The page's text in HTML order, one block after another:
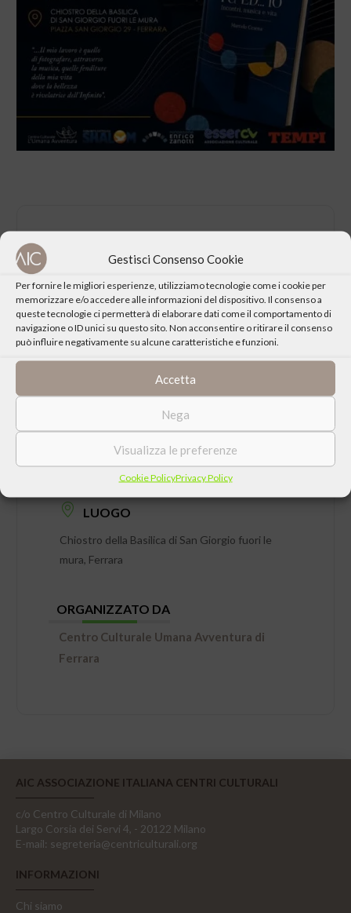
Gestisci Consenso Cookie
Per fornire le migliori esperienze, utilizziamo tecnologie come i cookie per
memorizzare e/o accedere alle informazioni del dispositivo. Il consenso a
queste tecnologie ci permetterà di elaborare dati come il comportamento di
navigazione o ID unici su questo sito. Non acconsentire o ritirare il consenso
può influire negativamente su alcune caratteristiche e funzioni.
Accetta
Nega
Visualizza le preferenze
Cookie PolicyPrivacy Policy
DATA
Mercoledì 08 Luglio 2026 ore 21:00
LUOGO
Chiostro della Basilica di San Giorgio fuori le
mura, Ferrara
ORGANIZZATO DA
Centro Culturale Umana Avventura di
Ferrara
AIC ASSOCIAZIONE ITALIANA CENTRI CULTURALI
c/o Centro Culturale di Milano
Largo Corsia dei Servi 4, - 20122 Milano
E-mail: segreteria@centriculturali.org
INFORMAZIONI
Chi siamo